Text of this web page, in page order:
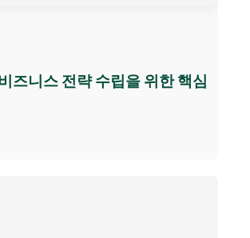
즈니스 전략 수립을 위한 핵심